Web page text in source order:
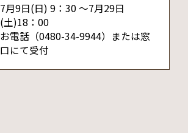
7月9日(日) 9：30 ～7月29日
(土)18：00
お電話（0480-34-9944）または窓
口にて受付